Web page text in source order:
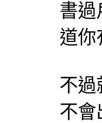
書過
道你
不過
不會